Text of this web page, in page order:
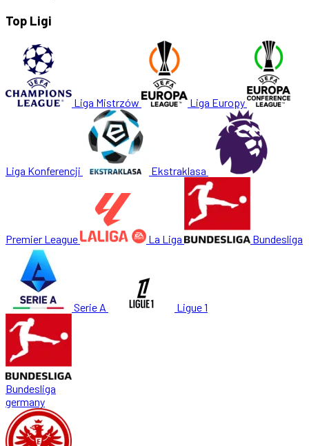
Top Ligi
Liga Mistrzów Liga Europy
Liga Konferencji Ekstraklasa
Premier League La Liga Bundesliga
Serie A Ligue 1
Bundesliga
germany